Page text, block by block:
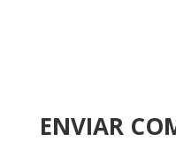
ENVIAR